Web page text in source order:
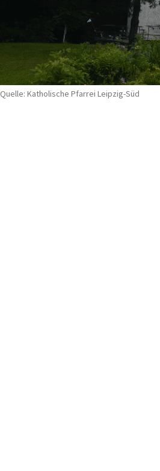
Quelle: Katholische Pfarrei Leipzig-Süd